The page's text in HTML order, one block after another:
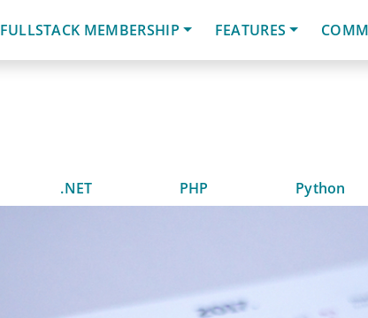
FULLSTACK MEMBERSHIP FEATURES
.NET PHP Python